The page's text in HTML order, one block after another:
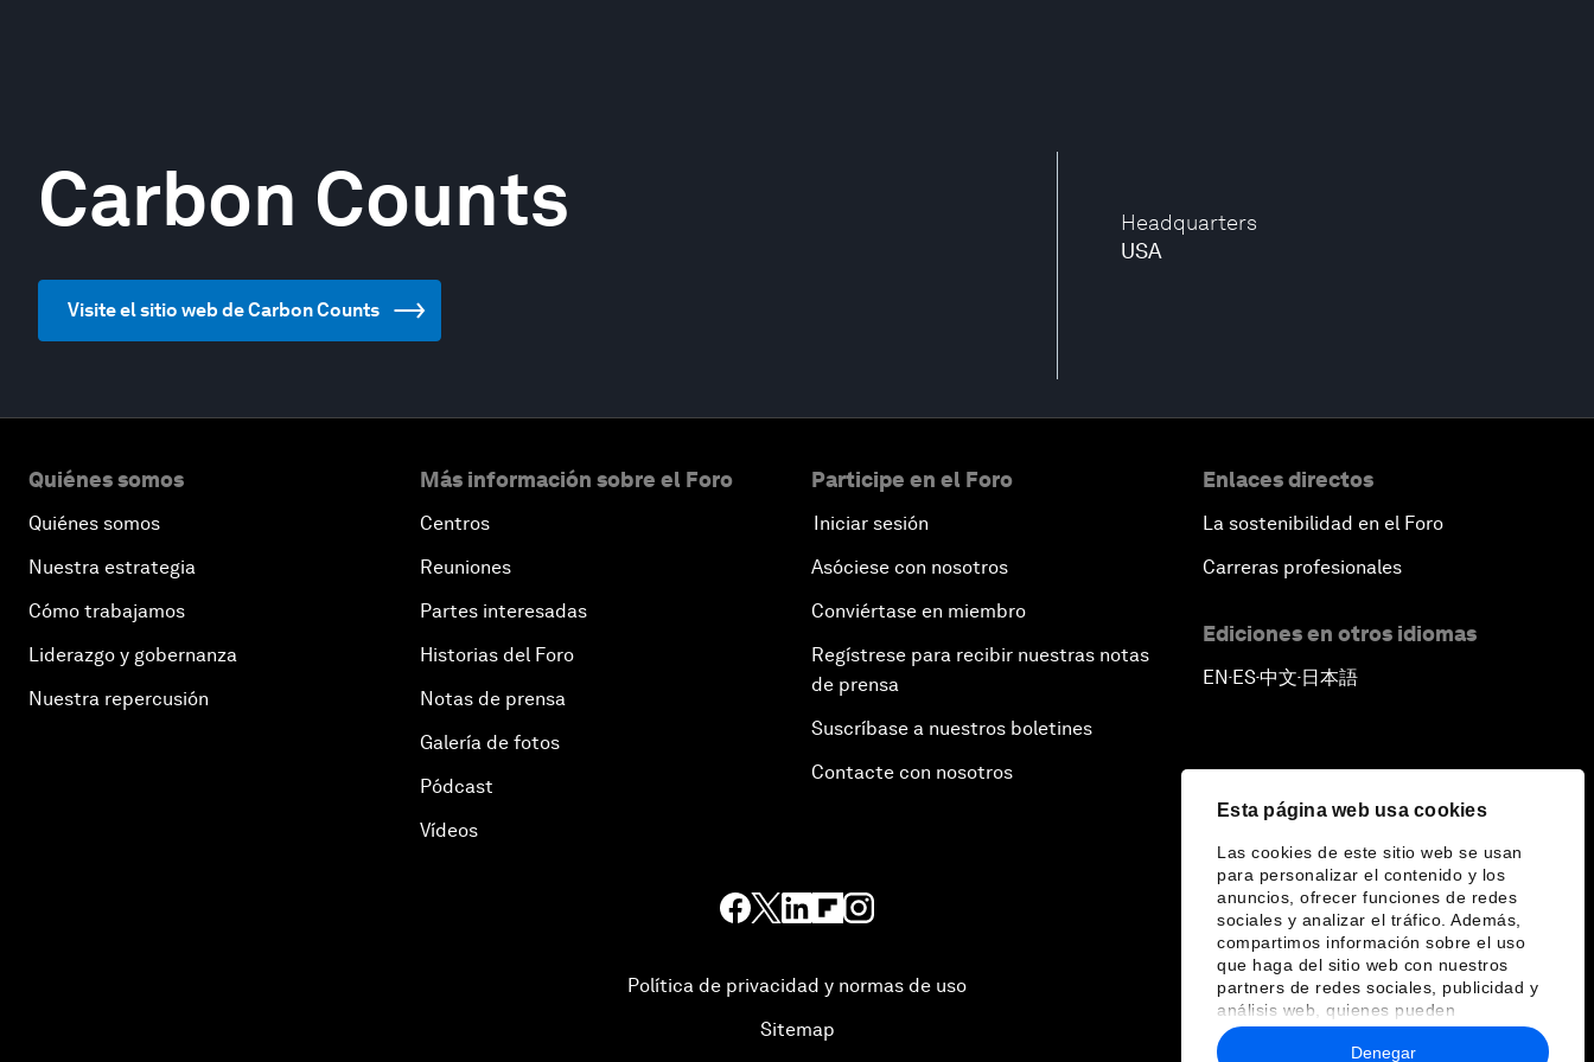
Esta página web usa cookies
Las cookies de este sitio web se usan
para personalizar el contenido y los
anuncios, ofrecer funciones de redes
sociales y analizar el tráfico. Además,
compartimos información sobre el uso
que haga del sitio web con nuestros
partners de redes sociales, publicidad y
análisis web, quienes pueden
combinarla con otra información que les
haya proporcionado o que hayan
Denegar
Headquarters
USA
Carbon Counts
Visite el sitio web de Carbon Counts
Quiénes somos
Quiénes somos
Nuestra estrategia
Cómo trabajamos
Liderazgo y gobernanza
Nuestra repercusión
Más información sobre el Foro
Centros
Reuniones
Partes interesadas
Historias del Foro
Notas de prensa
Galería de fotos
Pódcast
Vídeos
Participe en el Foro
Iniciar sesión
Asóciese con nosotros
Conviértase en miembro
Regístrese para recibir nuestras notas
de prensa
Suscríbase a nuestros boletines
Contacte con nosotros
Enlaces directos
La sostenibilidad en el Foro
Carreras profesionales
Ediciones en otros idiomas
EN▪ES▪中文▪ 日本語
Política de privacidad y normas de uso
Sitemap